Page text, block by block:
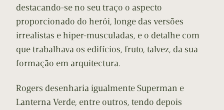
destacando-se no seu traço o aspecto
proporcionado do herói, longe das versões
irrealistas e hiper-musculadas, e o detalhe com
que trabalhava os edifícios, fruto, talvez, da sua
formação em arquitectura.
Rogers desenharia igualmente Superman e
Lanterna Verde, entre outros, tendo depois